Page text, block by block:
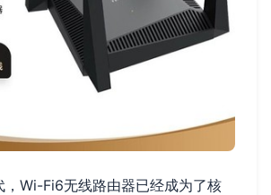
，Wi-Fi6无线路由器已经成为了核